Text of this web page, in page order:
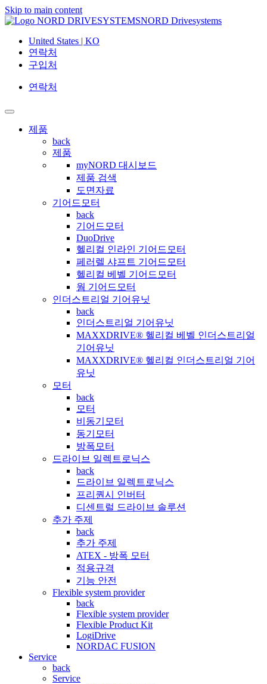
Skip to main content
NORD Drivesystems
United States | KO
연락처
구입처
연락처
제품
back
제품
myNORD 대시보드
제품 검색
도면자료
기어드모터
back
기어드모터
DuoDrive
헬리컬 인라인 기어드모터
페러렐 샤프트 기어드모터
헬리컬 베벨 기어드모터
웜 기어드모터
인더스트리얼 기어유닛
back
인더스트리얼 기어유닛
MAXXDRIVE® 헬리컬 베벨 인더스트리얼
기어유닛
MAXXDRIVE® 헬리컬 인더스트리얼 기어
유닛
모터
back
모터
비동기모터
동기모터
방폭모터
드라이브 일렉트로닉스
back
드라이브 일렉트로닉스
프리퀀시 인버터
디센트럴 드라이브 솔루션
추가 주제
back
추가 주제
ATEX - 방폭 모터
적용규격
기능 안전
Flexible system provider
back
Flexible system provider
Flexible Product Kit
LogiDrive
NORDAC FUSION
Service
back
Service